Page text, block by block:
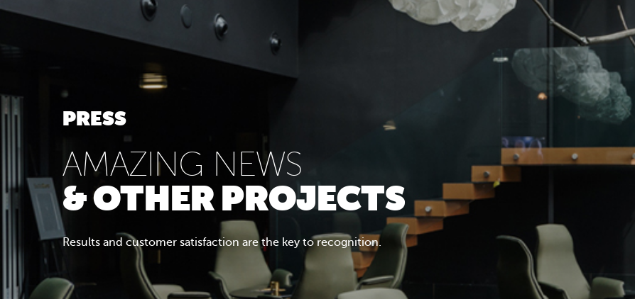
PRESS
AMAZING NEWS
& OTHER PROJECTS
Results and customer satisfaction are the key to recognition.